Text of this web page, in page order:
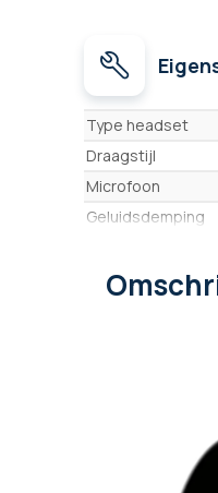
Eigenschappen
Type headset
Draagstijl
Microfoon
Geluidsdemping
Bluetooth
Ingebouwde
FM/AM-radio-